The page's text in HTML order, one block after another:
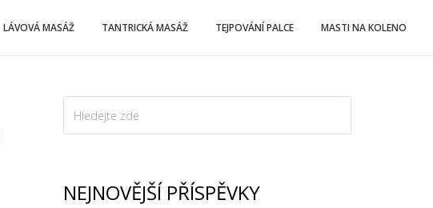
LÁVOVÁ MASÁŽ TANTRICKÁ MASÁŽ TEJPOVÁNÍ PALCE MASTI NA KOLENO
NEJNOVĚJŠÍ PŘÍSPĚVKY